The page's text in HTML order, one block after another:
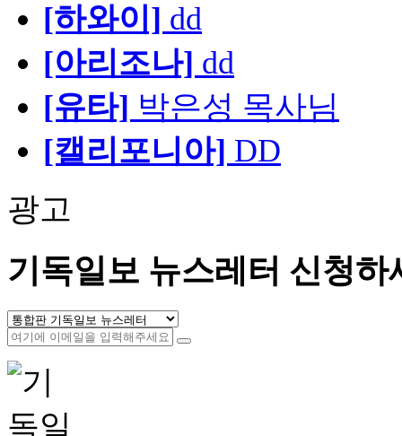
[하와이] dd
[아리조나] dd
[유타] 박은성 목사님
[캘리포니아] DD
광고
기독일보 뉴스레터 신청하